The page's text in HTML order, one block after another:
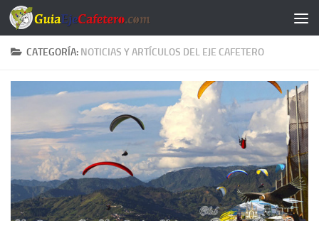
Saltar al contenido
CATEGORÍA: NOTICIAS Y ARTÍCULOS DEL EJE CAFETERO